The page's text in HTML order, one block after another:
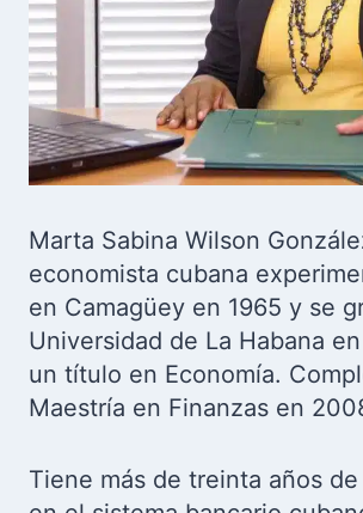
Marta Sabina Wilson
economista cubana
en Camagüey en 1965 y se
Universidad de La Habana
un título en Economía.
Maestría en Finanzas en
Tiene más de treinta años